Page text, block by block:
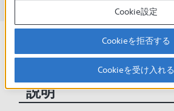
対象
BD-R / BD-RE、および CPRM対応
DVD-RW (VRモード) にダビングで
説明
Cookie設定
Cookieを拒否する
Cookieを受け入れる